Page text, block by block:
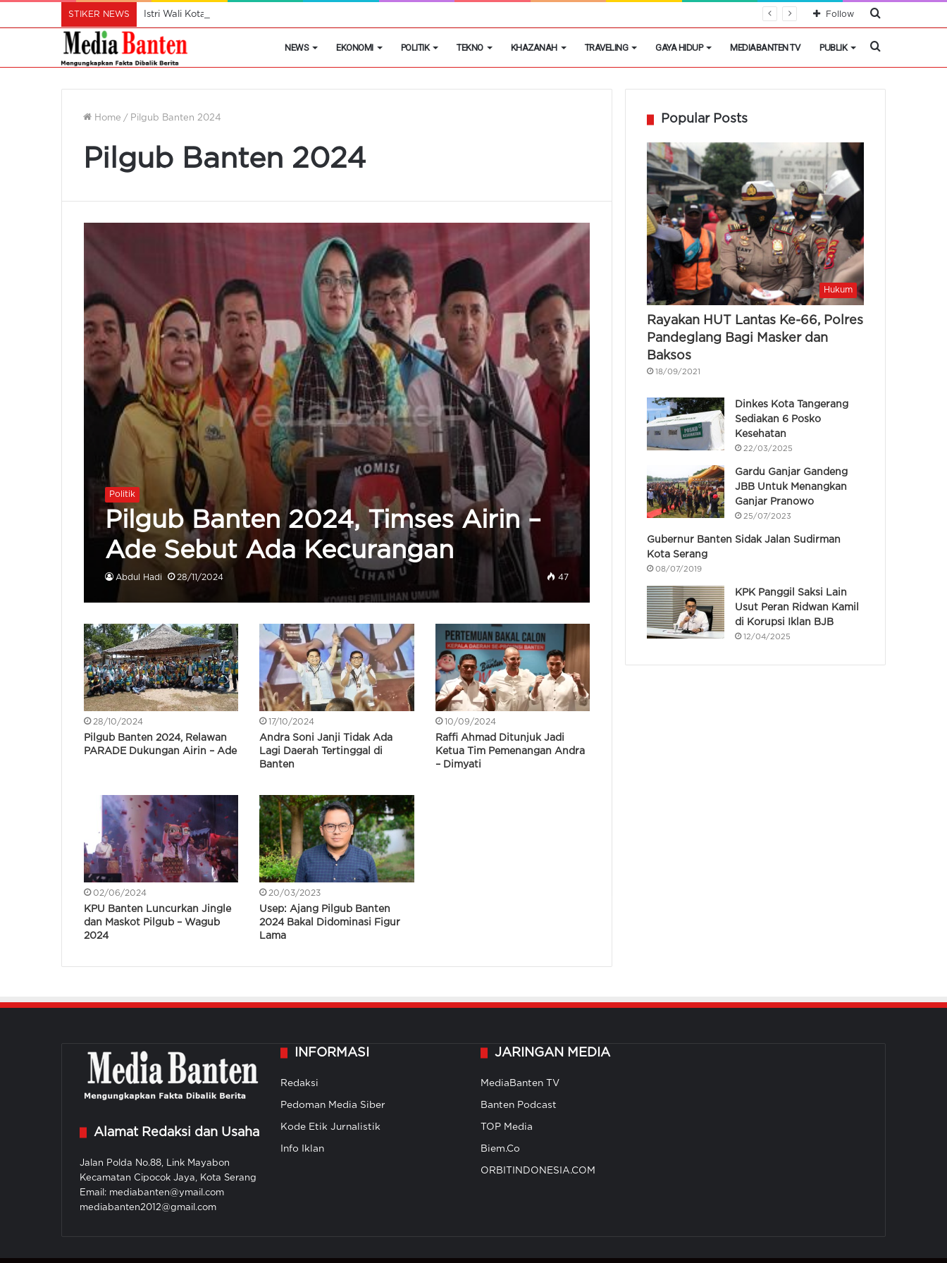
STIKER NEWS Istri Wali Kota Ajak Perempuan Cilegon Kembangkan Hobi Sebagai Peluang Usaha Cari
Follow
NEWS EKONOMI POLITIK TEKNO KHAZANAH TRAVELING GAYA HIDUP MEDIABANTEN TV PUBLIK Cari
Home / Pilgub Banten 2024
Pilgub Banten 2024
Politik
Pilgub Banten 2024, Timses Airin –
Ade Sebut Ada Kecurangan
Abdul Hadi 28/11/2024 47
28/10/2024
Pilgub Banten 2024, Relawan
PARADE Dukungan Airin – Ade
17/10/2024
Andra Soni Janji Tidak Ada
Lagi Daerah Tertinggal di
Banten
10/09/2024
Raffi Ahmad Ditunjuk Jadi
Ketua Tim Pemenangan Andra
– Dimyati
02/06/2024
KPU Banten Luncurkan Jingle
dan Maskot Pilgub – Wagub
2024
20/03/2023
Usep: Ajang Pilgub Banten
2024 Bakal Didominasi Figur
Lama
Popular Posts
Hukum
Rayakan HUT Lantas Ke-66, Polres
Pandeglang Bagi Masker dan
Baksos
18/09/2021
Dinkes Kota Tangerang
Sediakan 6 Posko
Kesehatan
22/03/2025
Gardu Ganjar Gandeng
JBB Untuk Menangkan
Ganjar Pranowo
25/07/2023
Gubernur Banten Sidak Jalan Sudirman
Kota Serang
08/07/2019
KPK Panggil Saksi Lain
Usut Peran Ridwan Kamil
di Korupsi Iklan BJB
12/04/2025
Alamat Redaksi dan Usaha
Jalan Polda No.88, Link Mayabon
Kecamatan Cipocok Jaya, Kota Serang
Email: mediabanten@ymail.com
mediabanten2012@gmail.com
INFORMASI
Redaksi
Pedoman Media Siber
Kode Etik Jurnalistik
Info Iklan
JARINGAN MEDIA
MediaBanten TV
Banten Podcast
TOP Media
Biem.Co
ORBITINDONESIA.COM